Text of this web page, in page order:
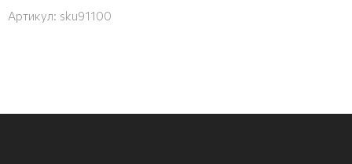
Артикул: sku91100